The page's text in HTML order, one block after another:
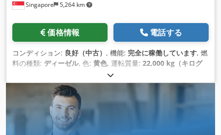
Singapore 5,264 km
価格情報 電話する
コンディション: 良好（中古） , 機能: 完全に稼働しています, 燃
料の種類: ディーゼル, 色: 黄色, 運転質量: 22,000 kg（キログ
1994, 機械／車両番号:
備:キャビン, 商品説明 中古キャタピラーホイールローダー
Dwjdpfxjumtkmj Amlsa キャタピラー製 モデル CAT 980F デ
ィーゼルエンジン 現状販売 お問い合わせ ヴィジャイ JPNイン
ダストリアル・トレーディング社 13A パンダンクレセント、シ
ンガポール 128478